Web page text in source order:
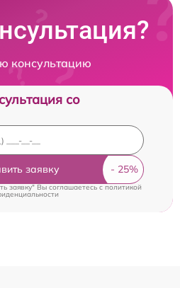
консультацию
со
заявку
заявку" Вы соглашаетесь c политикой